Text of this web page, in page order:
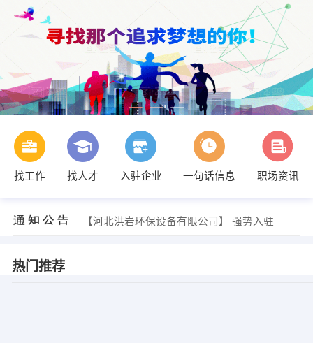
找工作 找人才 入驻企业 一句话信息
职场资讯
【河北洪岩环保设备有限公司】 强势入驻
热门推荐